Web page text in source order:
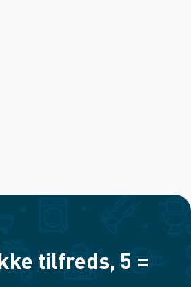
tilfreds, 5 =